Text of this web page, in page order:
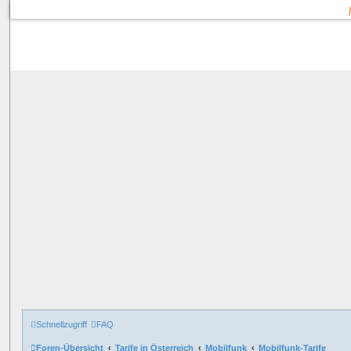
Schnellzugriff FAQ
Foren-Übersicht Tarife in Österreich Mobilfunk Mobilfunk-Tarife